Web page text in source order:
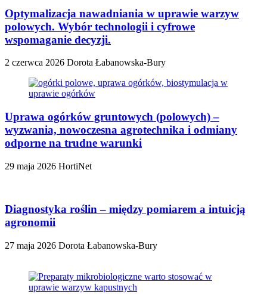
Optymalizacja nawadniania w uprawie warzyw
polowych. Wybór technologii i cyfrowe
wspomaganie decyzji.
2 czerwca 2026 Dorota Łabanowska-Bury
Uprawa ogórków gruntowych (polowych) –
wyzwania, nowoczesna agrotechnika i odmiany
odporne na trudne warunki
29 maja 2026 HortiNet
Diagnostyka roślin – między pomiarem a intuicją
agronomii
27 maja 2026 Dorota Łabanowska-Bury